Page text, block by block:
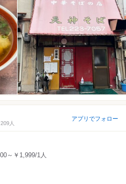
人
アプリでフォロー
～￥1,999/1人